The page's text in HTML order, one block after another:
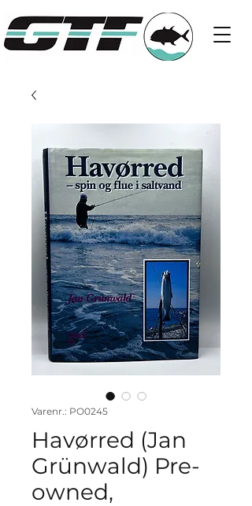
Varenr.: PO0245
Havørred (Jan
Grünwald) Pre-
owned,